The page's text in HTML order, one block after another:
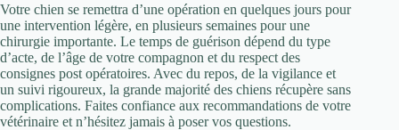
Votre chien se remettra d’une opération en quelques jours pour
une intervention légère, en plusieurs semaines pour une
chirurgie importante. Le temps de guérison dépend du type
d’acte, de l’âge de votre compagnon et du respect des
consignes post opératoires. Avec du repos, de la vigilance et
un suivi rigoureux, la grande majorité des chiens récupère sans
complications. Faites confiance aux recommandations de votre
vétérinaire et n’hésitez jamais à poser vos questions.